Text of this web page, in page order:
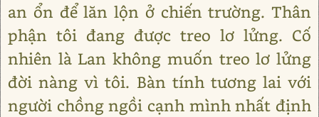
an ổn để lăn lộn ở chiến trường. Thân
phận tôi đang được treo lơ lửng. Cố
nhiên là Lan không muốn treo lơ lửng
đời nàng vì tôi. Bàn tính tương lai với
người chồng ngồi cạnh mình nhất định